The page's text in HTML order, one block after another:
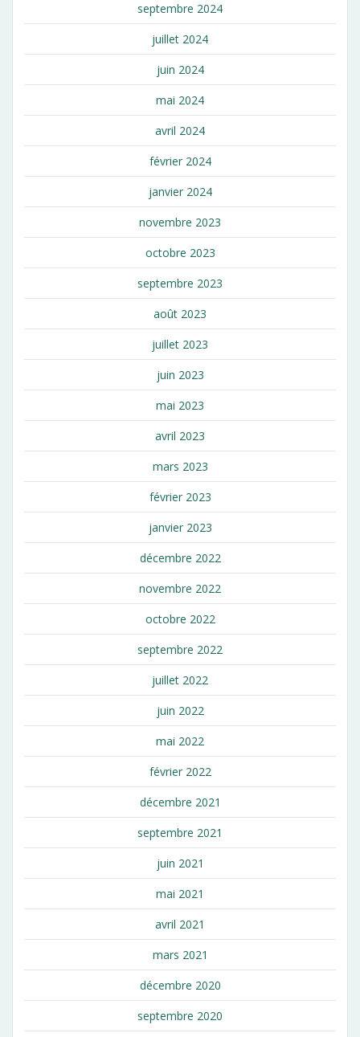
septembre 2024
juillet 2024
juin 2024
mai 2024
avril 2024
février 2024
janvier 2024
novembre 2023
octobre 2023
septembre 2023
août 2023
juillet 2023
juin 2023
mai 2023
avril 2023
mars 2023
février 2023
janvier 2023
décembre 2022
novembre 2022
octobre 2022
septembre 2022
juillet 2022
juin 2022
mai 2022
février 2022
décembre 2021
septembre 2021
juin 2021
mai 2021
avril 2021
mars 2021
décembre 2020
septembre 2020